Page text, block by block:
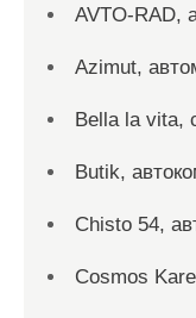
AVTO-RAD,
Azimut,
Bella la vita,
Butik,
Chisto 54,
Cosmos